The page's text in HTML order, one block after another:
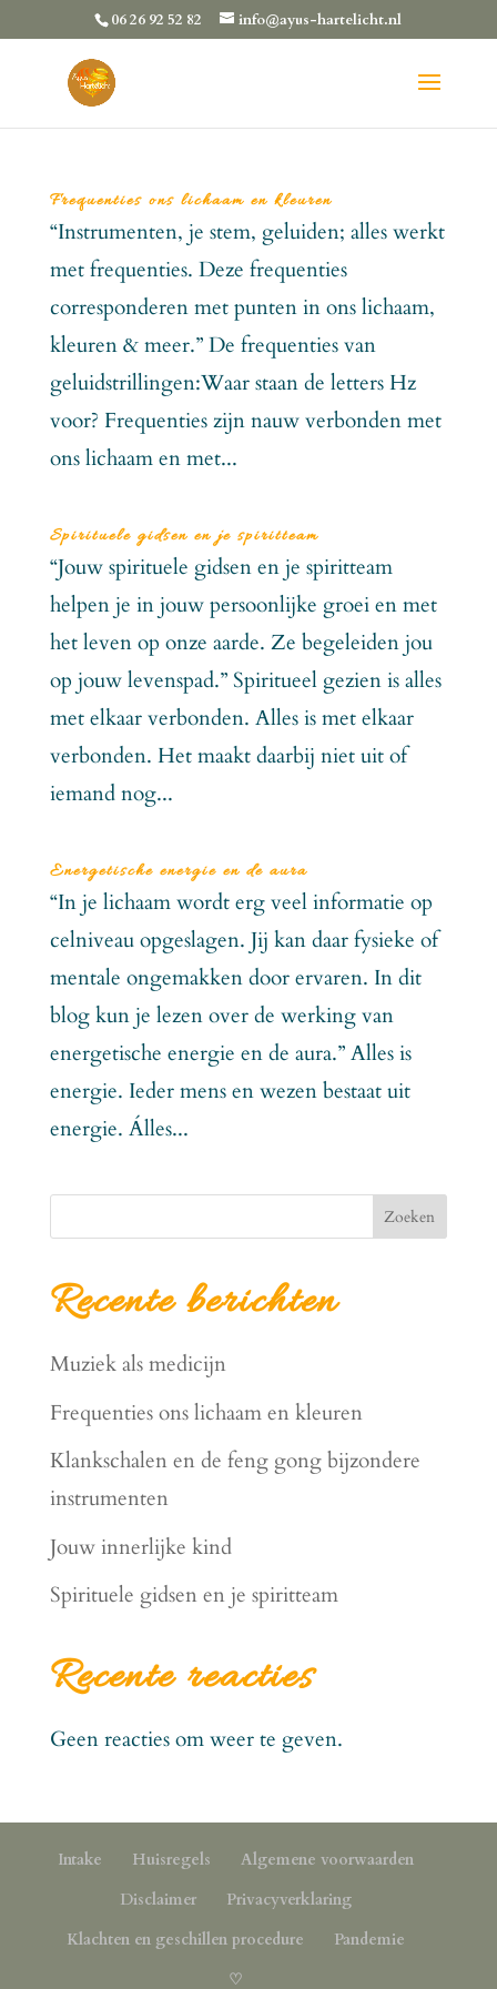
06 26 92 52 82 info@ayus-hartelicht.nl
Frequenties ons lichaam en kleuren
“Instrumenten, je stem, geluiden; alles werkt
met frequenties. Deze frequenties
corresponderen met punten in ons lichaam,
kleuren & meer.” De frequenties van
geluidstrillingen:Waar staan de letters Hz
voor? Frequenties zijn nauw verbonden met
ons lichaam en met...
Spirituele gidsen en je spiritteam
“Jouw spirituele gidsen en je spiritteam
helpen je in jouw persoonlijke groei en met
het leven op onze aarde. Ze begeleiden jou
op jouw levenspad.” Spiritueel gezien is alles
met elkaar verbonden. Alles is met elkaar
verbonden. Het maakt daarbij niet uit of
iemand nog...
Energetische energie en de aura
“In je lichaam wordt erg veel informatie op
celniveau opgeslagen. Jij kan daar fysieke of
mentale ongemakken door ervaren. In dit
blog kun je lezen over de werking van
energetische energie en de aura.” Alles is
energie. Ieder mens en wezen bestaat uit
energie. Álles...
Zoeken
Recente berichten
Muziek als medicijn
Frequenties ons lichaam en kleuren
Klankschalen en de feng gong bijzondere
instrumenten
Jouw innerlijke kind
Spirituele gidsen en je spiritteam
Recente reacties
Geen reacties om weer te geven.
Intake Huisregels
Algemene voorwaarden
Disclaimer
Privacyverklaring
Klachten en geschillen procedure
Pandemie
♡